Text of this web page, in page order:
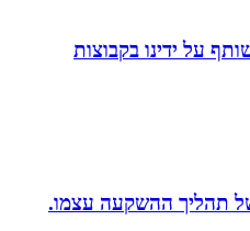
על ידינו בקבוצות
של תהליך ההשקעה עצמו.